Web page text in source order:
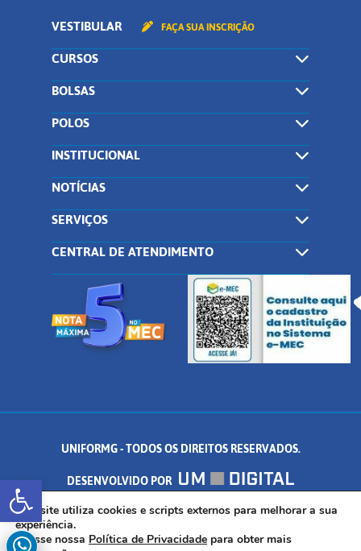
Abrir a barra de ferramentas
VESTIBULAR FAÇA SUA INSCRIÇÃO
CURSOS
BOLSAS
POLOS
INSTITUCIONAL
NOTÍCIAS
SERVIÇOS
CENTRAL DE ATENDIMENTO
UNIFORMG - TODOS OS DIREITOS RESERVADOS.
DESENVOLVIDO POR
AV. DR. ARNALDO DE SENNA, 328 - PALMEIRAS, FORMIGA/MG - CEP:
35.574.530
Este site utiliza cookies e scripts externos para melhorar a sua
experiência.
Acesse nossa Política de Privacidade para obter mais